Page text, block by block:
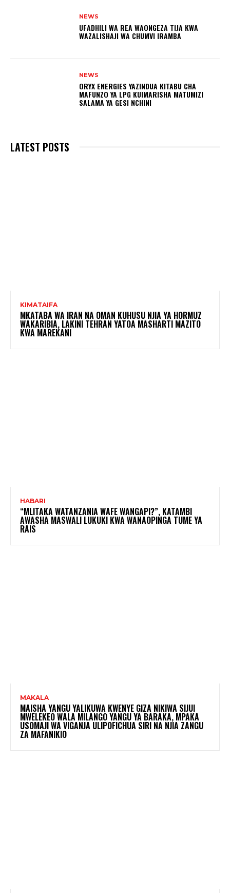
NEWS
UFADHILI WA REA WAONGEZA TIJA KWA
WAZALISHAJI WA CHUMVI IRAMBA
NEWS
ORYX ENERGIES YAZINDUA KITABU CHA
MAFUNZO YA LPG KUIMARISHA MATUMIZI
SALAMA YA GESI NCHINI
LATEST POSTS
KIMATAIFA
MKATABA WA IRAN NA OMAN KUHUSU NJIA YA HORMUZ
WAKARIBIA, LAKINI TEHRAN YATOA MASHARTI MAZITO
KWA MAREKANI
HABARI
“MLITAKA WATANZANIA WAFE WANGAPI?”, KATAMBI
AWASHA MASWALI LUKUKI KWA WANAOPINGA TUME YA
RAIS
MAKALA
MAISHA YANGU YALIKUWA KWENYE GIZA NIKIWA SIJUI
MWELEKEO WALA MILANGO YANGU YA BARAKA, MPAKA
USOMAJI WA VIGANJA ULIPOFICHUA SIRI NA NJIA ZANGU
ZA MAFANIKIO